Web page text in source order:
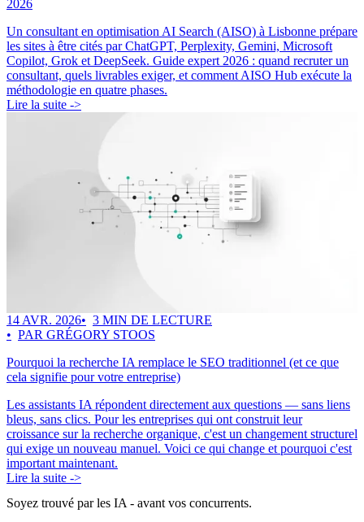
2026
Un consultant en optimisation AI Search (AISO) à Lisbonne prépare
les sites à être cités par ChatGPT, Perplexity, Gemini, Microsoft
Copilot, Grok et DeepSeek. Guide expert 2026 : quand recruter un
consultant, quels livrables exiger, et comment AISO Hub exécute la
méthodologie en quatre phases.
Lire la suite ->
14 AVR. 2026
3 MIN DE LECTURE
PAR GRÉGORY STOOS
Pourquoi la recherche IA remplace le SEO traditionnel (et ce que
cela signifie pour votre entreprise)
Les assistants IA répondent directement aux questions — sans liens
bleus, sans clics. Pour les entreprises qui ont construit leur
croissance sur la recherche organique, c'est un changement structurel
qui exige un nouveau manuel. Voici ce qui change et pourquoi c'est
important maintenant.
Lire la suite ->
Soyez trouvé par les IA - avant vos concurrents.